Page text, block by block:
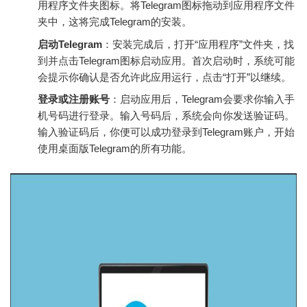
用程序文件夹图标。将Telegram图标拖动到应用程序文件
夹中，这将完成Telegram的安装。
启动Telegram ：安装完成后，打开“应用程序”文件夹，找
到并点击Telegram图标启动应用。首次启动时，系统可能
会提示你确认是否允许此应用运行，点击“打开”以继续。
登录或注册账号 ：启动应用后，Telegram会要求你输入手
机号码进行登录。输入号码后，系统会向你发送验证码。
输入验证码后，你便可以成功登录到Telegram账户，开始
使用桌面版Telegram的所有功能。